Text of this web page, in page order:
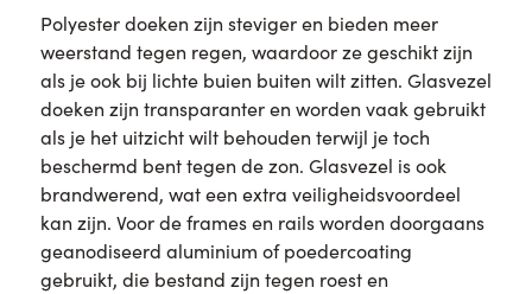
Polyester doeken zijn steviger en bieden meer
weerstand tegen regen, waardoor ze geschikt zijn
als je ook bij lichte buien buiten wilt zitten. Glasvezel
doeken zijn transparanter en worden vaak gebruikt
als je het uitzicht wilt behouden terwijl je toch
beschermd bent tegen de zon. Glasvezel is ook
brandwerend, wat een extra veiligheidsvoordeel
kan zijn. Voor de frames en rails worden doorgaans
geanodiseerd aluminium of poedercoating
gebruikt, die bestand zijn tegen roest en